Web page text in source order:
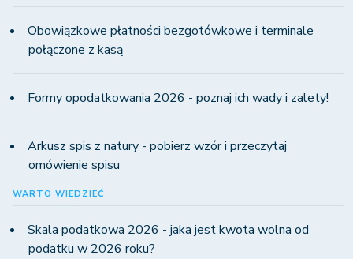
Obowiązkowe płatności bezgotówkowe i terminale
połączone z kasą
Formy opodatkowania 2026 - poznaj ich wady i zalety!
Arkusz spis z natury - pobierz wzór i przeczytaj
omówienie spisu
WARTO WIEDZIEĆ
Skala podatkowa 2026 - jaka jest kwota wolna od
podatku w 2026 roku?